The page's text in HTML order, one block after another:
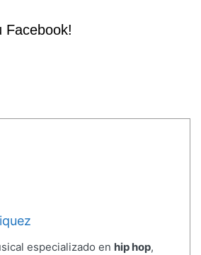
Facebook!
especializado en hip hop,